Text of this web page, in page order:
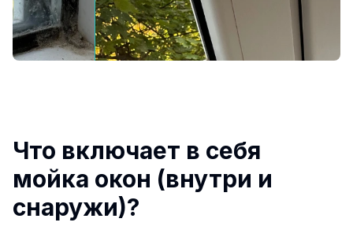
Что включает в себя
мойка окон (внутри и
снаружи)?